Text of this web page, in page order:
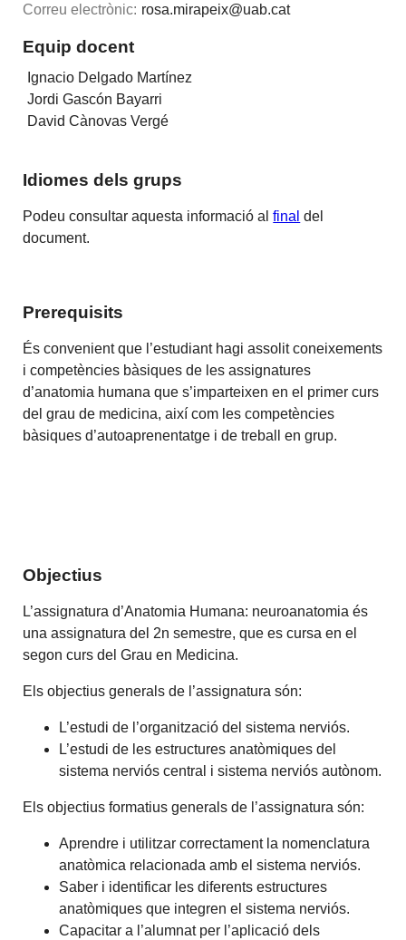
Correu electrònic: rosa.mirapeix@uab.cat
Equip docent
Ignacio Delgado Martínez
Jordi Gascón Bayarri
David Cànovas Vergé
Idiomes dels grups
Podeu consultar aquesta informació alfinal del
document.
Prerequisits
És convenient que l’estudiant hagi assolit coneixements
i competències bàsiques de les assignatures
d’anatomia humana que s’imparteixen en el primer curs
del grau de medicina, així com les competències
bàsiques d’autoaprenentatge i de treball en grup.
Objectius
L’assignatura d’Anatomia Humana: neuroanatomia és
una assignatura del 2n semestre, que es cursa en el
segon curs del Grau en Medicina.
Els objectius generals de l’assignatura són:
L’estudi de l’organització del sistema nerviós.
L’estudi de les estructures anatòmiques del
sistema nerviós central i sistema nerviós autònom.
Els objectius formatius generals de l’assignatura són:
Aprendre i utilitzar correctament la nomenclatura
anatòmica relacionada amb el sistema nerviós.
Saber i identificar les diferents estructures
anatòmiques que integren el sistema nerviós.
Capacitar a l’alumnat per l’aplicació dels